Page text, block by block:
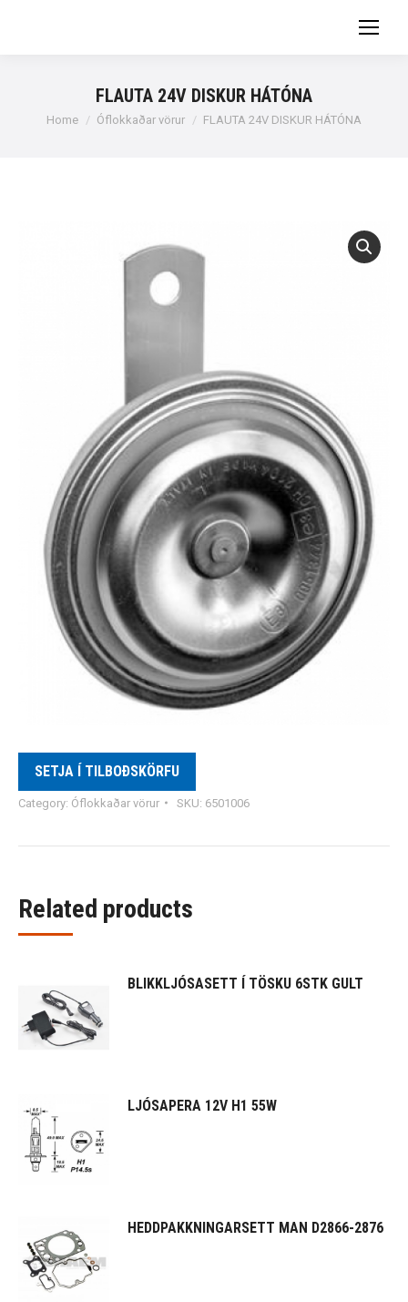
FLAUTA 24V DISKUR HÁTÓNA
You are here:
Home Óflokkaðar vörur FLAUTA 24V DISKUR HÁTÓNA
SETJA Í TILBOÐSKÖRFU
Category: Óflokkaðar vörur SKU: 6501006
Related products
BLIKKLJÓSASETT Í TÖSKU 6STK GULT
LJÓSAPERA 12V H1 55W
HEDDPAKKNINGARSETT MAN D2866-2876